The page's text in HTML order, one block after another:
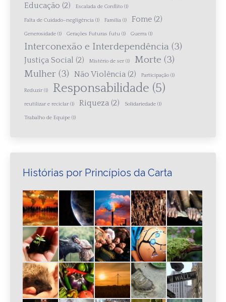
Educação (2) Escalada de Conflito (1)
Falta de Cuidado–negligência (1) Família (1) Fome (2)
Generosidade (1) Gerações Futuras futu (1) Guerra (1)
Interconexão e Interdependência (3)
Justiça Social (2) Mistério de ser (1) Morte (3)
Mulher (3) Não Violência (2) Participação (1)
Reduzir (1) Responsabilidade (5)
reutilizar e reciclar (1) Riqueza (2) Solidariedade (1)
Trabalho de Equipe (1)
Histórias por Princípios da Carta